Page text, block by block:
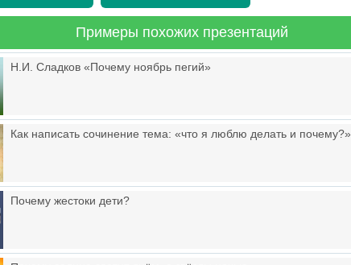
Примеры похожих презентаций
Н.И. Сладков «Почему ноябрь пегий»
Как написать сочинение тема: «что я люблю делать и почему?»
Почему жестоки дети?